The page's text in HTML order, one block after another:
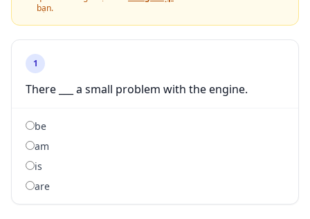
bạn.
1
There ___ a small problem with the engine.
be
am
is
are